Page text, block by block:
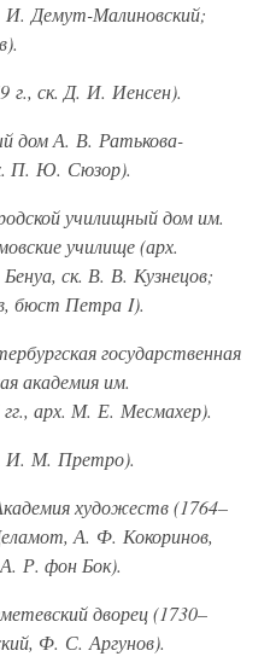
И. Демут-Малиновский;
г., ск. Д. И. Иенсен).
дом А. В. Ратькова-
П. Ю. Сюзор).
училищный дом им.
училище (арх.
ск. В. В. Кузнецов;
бюст Петра I).
государственная
академия им.
арх. М. Е. Месмахер).
И. М. Претро).
художеств (1764–
А. Ф. Кокоринов,
Р. фон Бок).
дворец (1730–
Ф. С. Аргунов).